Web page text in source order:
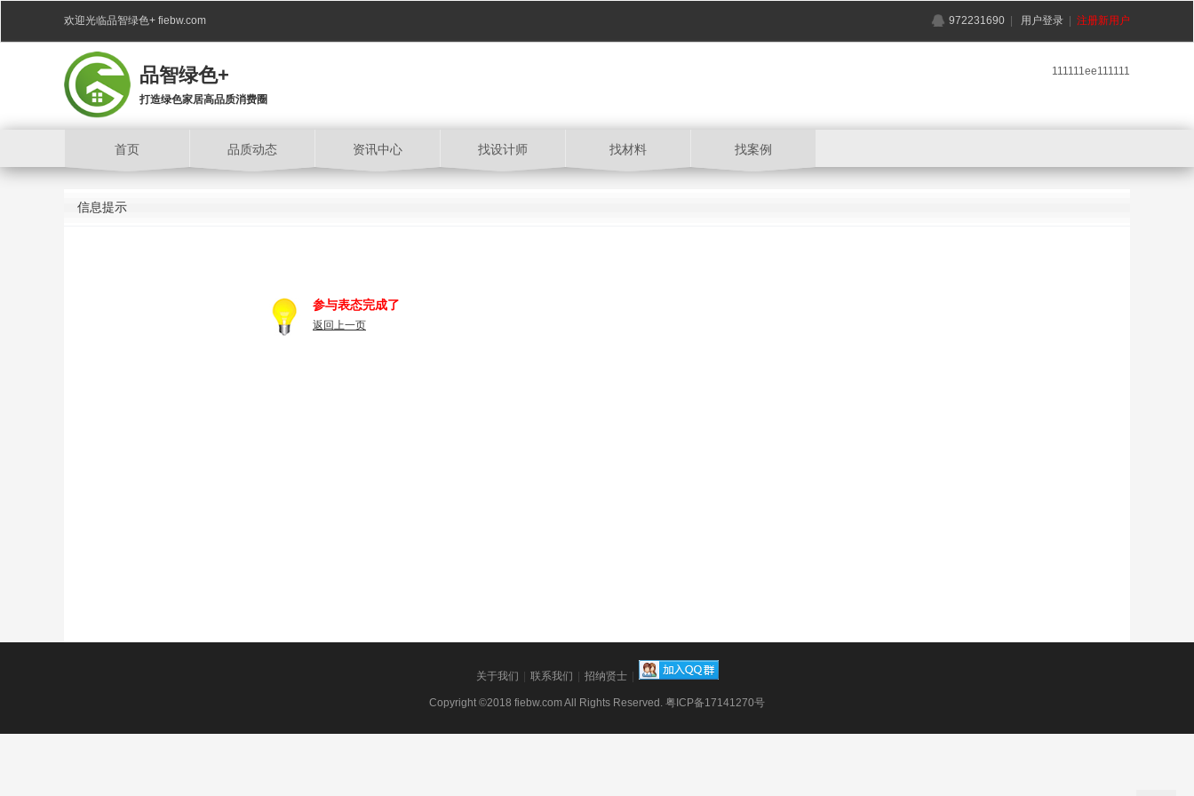
欢迎光临品智绿色+ fiebw.com 972231690 用户登录 注册新用户
品智绿色+
打造绿色家居高品质消费圈
111111ee111111
首页 品质动态 资讯中心 找设计师 找材料 找案例
信息提示
参与表态完成了
返回上一页
关于我们 联系我们 招纳贤士
Copyright ©2018 fiebw.com All Rights Reserved. 粤ICP备17141270号